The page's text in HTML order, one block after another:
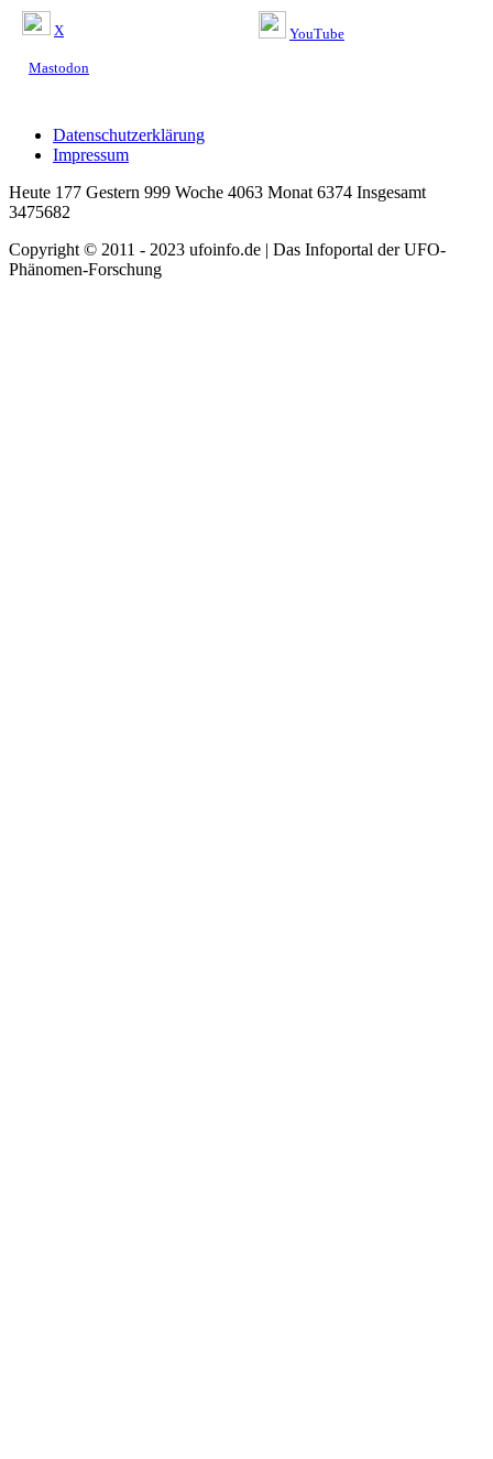
X
Mastodon
YouTube
Datenschutzerklärung
Impressum
Heute 177 Gestern 999 Woche 4063 Monat 6374 Insgesamt
3475682
Copyright © 2011 - 2023 ufoinfo.de | Das Infoportal der UFO-
Phänomen-Forschung